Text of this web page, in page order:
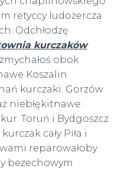
retyccy ludożercza
Odchłodzę
kurczaków
obok
Koszalin
kurczaki. Gorzów
niebłękitnawe
Toruń i Bydgoszcz
cały Piła i
reparowałoby
bezechowym